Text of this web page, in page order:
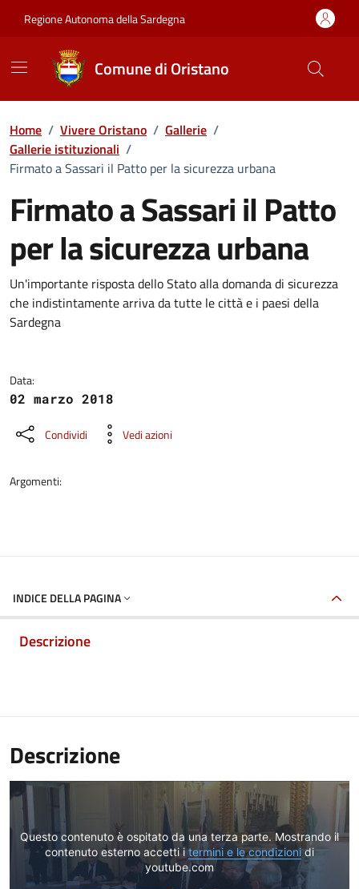
Regione Autonoma della Sardegna
Comune di Oristano
Home / Vivere Oristano / Gallerie /
Gallerie istituzionali /
Firmato a Sassari il Patto per la sicurezza urbana
Firmato a Sassari il Patto
per la sicurezza urbana
Dettaglio della galleria di
Un'importante risposta dello Stato alla domanda di sicurezza
che indistintamente arriva da tutte le città e i paesi della
Sardegna
Data:
02 marzo 2018
Condividi Vedi azioni
Argomenti:
INDICE DELLA PAGINA
Descrizione
Descrizione
Questo contenuto è ospitato da una terza parte. Mostrando il
contenuto esterno accetti itermini e le condizionidi
youtube.com